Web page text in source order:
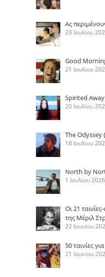
Ας
23 Ιουλίου
Good
21 Ιουλίου
Spirited
20 Ιουλίου
The Odyssey
18 Ιουλίου
North by
1 Ιουλίου 2026
Οι 21
της Μέριλ
22 Ιουνίου
50 ταινίες
21 Ιουνίου